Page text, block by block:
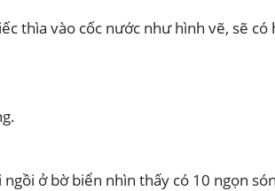
thìa vào cốc nước như hình vẽ, sẽ có
ngồi ở bờ biển nhìn thấy có 10 ngọn